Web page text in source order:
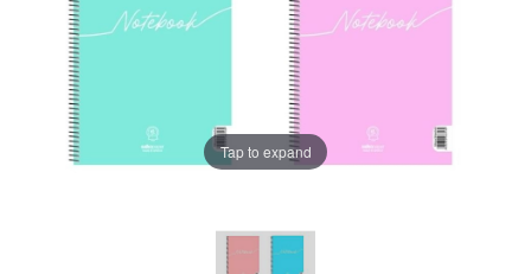
Tap to expand